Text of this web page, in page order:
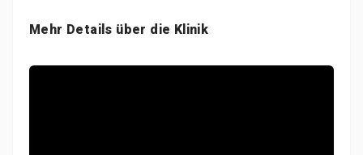
Mehr Details über die Klinik